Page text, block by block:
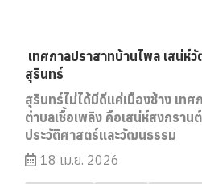
เทศกาลปราสาทบ้านไพล เสน่
สุรินทร์
สุรินทร์ไม่ได้มีดีแค่เมืองช้าง เท
ตำบลเชื้อเพลิง คือเสน่ห์สงกราน
ประวัติศาสตร์และวัฒนธรรม
18 เม.ย. 2026